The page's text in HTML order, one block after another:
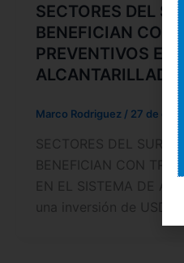
SECTORES DEL
BENEFICIAN CON
PREVENTIVOS EN
ALCANTARILLADO
Marco Rodriguez / 27 de
SECTORES DEL SUR DE
BENEFICIAN CON
EN EL SISTEMA DE
una inversión de USD […]